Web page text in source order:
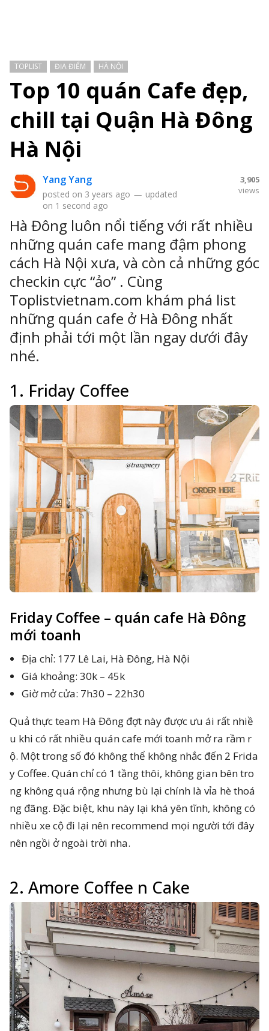
Nghệ 24h
TOPLIST ĐỊA ĐIỂM HÀ NỘI
Top 10 quán Cafe đẹp,
chill tại Quận Hà Đông
Hà Nội
Yang Yang
posted on 3 years ago — updated
on 1 second ago
3,905
views
Hà Đông luôn nổi tiếng với rất nhiều
những quán cafe mang đậm phong
cách Hà Nội xưa, và còn cả những góc
checkin cực “ảo” . Cùng
Toplistvietnam.com khám phá list
những quán cafe ở Hà Đông nhất
định phải tới một lần ngay dưới đây
nhé.
1. Friday Coffee
Friday Coffee – quán cafe Hà Đông
mới toanh
Địa chỉ: 177 Lê Lai, Hà Đông, Hà Nội
Giá khoảng: 30k – 45k
Giờ mở cửa: 7h30 – 22h30
Quả thực team Hà Đông đợt này được ưu ái rất nhiề
u khi có rất nhiều quán cafe mới toanh mở ra rầm r
ộ. Một trong số đó không thể không nhắc đến 2 Frida
y Coffee. Quán chỉ có 1 tầng thôi, không gian bên tro
ng không quá rộng nhưng bù lại chính là vỉa hè thoá
ng đãng. Đặc biệt, khu này lại khá yên tĩnh, không có
nhiều xe cộ đi lại nên recommend mọi người tới đây
nên ngồi ở ngoài trời nha.
2. Amore Coffee n Cake